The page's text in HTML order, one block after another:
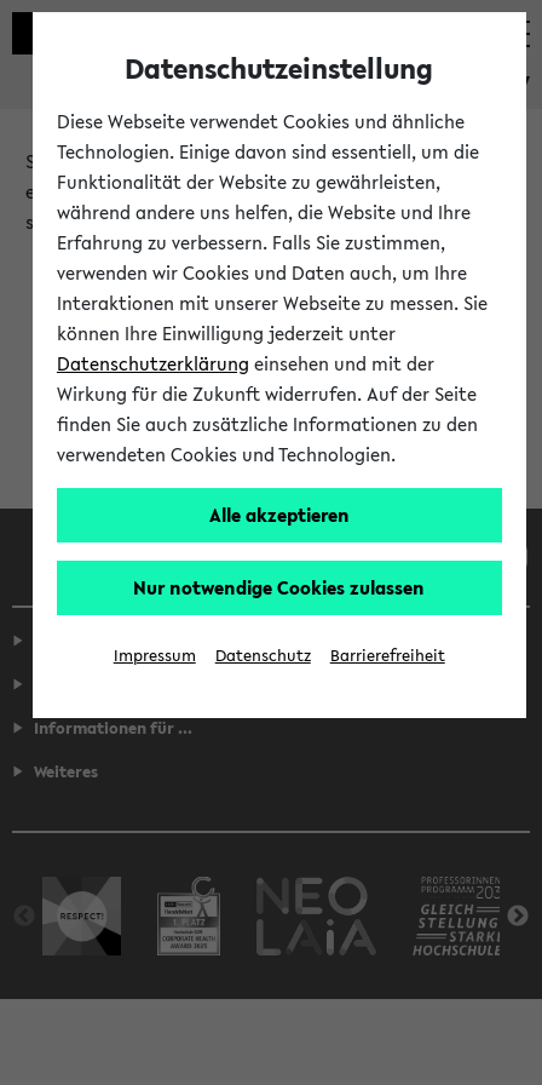
eKVV
Sie möchten auf eine eKVV Funktion zugreifen, die Ihnen
erst nach einer Anmeldung am System zur Verfügung
steht.
Bitte melden Sie sich an:
Anmeldung am eKVV
Informationen für ...
Weiteres
Datenschutzeinstellung
Diese Webseite verwendet Cookies und ähnliche
Technologien. Einige davon sind essentiell, um die
Funktionalität der Website zu gewährleisten,
während andere uns helfen, die Website und Ihre
Erfahrung zu verbessern. Falls Sie zustimmen,
verwenden wir Cookies und Daten auch, um Ihre
Interaktionen mit unserer Webseite zu messen. Sie
können Ihre Einwilligung jederzeit unter
Datenschutzerklärung einsehen und mit der
Wirkung für die Zukunft widerrufen. Auf der Seite
finden Sie auch zusätzliche Informationen zu den
verwendeten Cookies und Technologien.
Alle akzeptieren
Nur notwendige Cookies zulassen
Impressum Datenschutz Barrierefreiheit